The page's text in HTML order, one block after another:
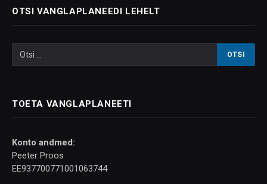
OTSI VANGLAPLANEEDI LEHELT
TOETA VANGLAPLANEETI
Konto andmed:
Peeter Proos
EE937700771001063744